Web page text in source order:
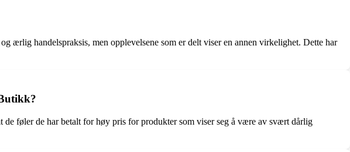
ærlig handelspraksis, men opplevelsene som er delt viser en annen virkelighet. Dette har
føler de har betalt for høy pris for produkter som viser seg å være av svært dårlig